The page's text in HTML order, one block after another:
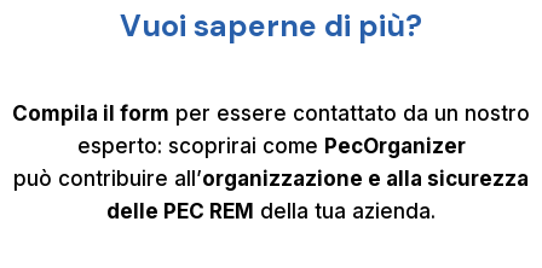
Vuoi saperne di più?
Compila il form per essere contattato da un nostro
esperto: scoprirai come PecOrganizer
può contribuire all’organizzazione e alla sicurezza
delle PEC REM della tua azienda.